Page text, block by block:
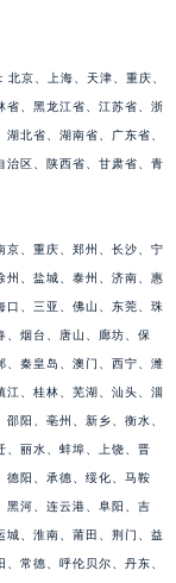
京、上海、天津、重庆、
省、黑龙江省、江苏省、浙
北省、湖南省、广东省、
治区、陕西省、甘肃省、青
京、重庆、郑州、长沙、宁
州、盐城、泰州、济南、惠
口、三亚、佛山、东莞、珠
、烟台、唐山、廊坊、保
、秦皇岛、澳门、西宁、潍
江、桂林、芜湖、汕头、淄
阳、亳州、新乡、衡水、
、丽水、蚌埠、上饶、晋
德阳、承德、绥化、马鞍
黑河、连云港、阜阳、吉
城、淮南、莆田、荆门、益
常德、呼伦贝尔、丹东、